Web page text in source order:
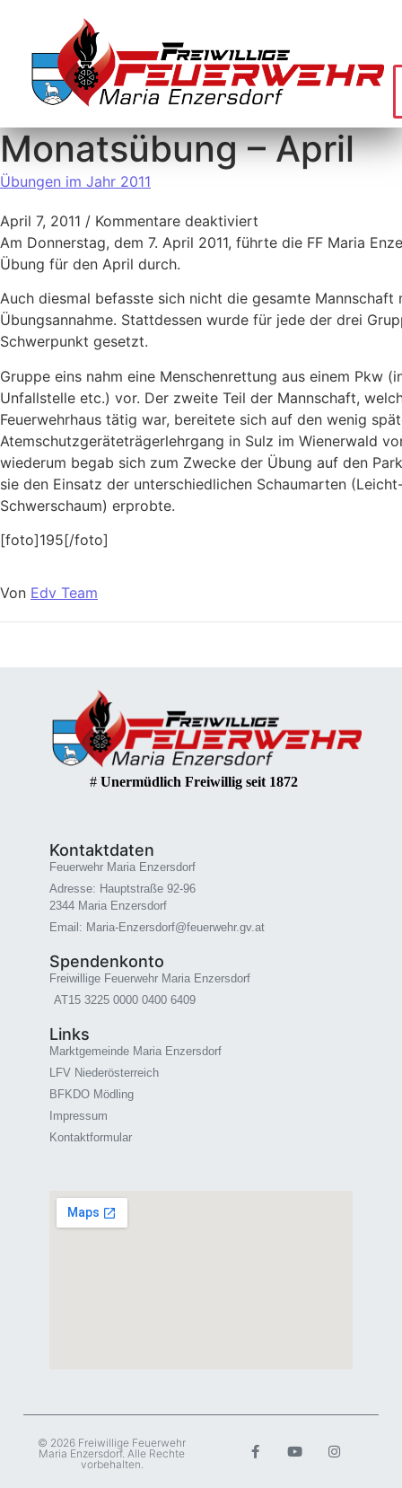
Monatsübung – April
Übungen im Jahr 2011
April 7, 2011 / Kommentare deaktiviert
Am Donnerstag, dem 7. April 2011, führte die FF Maria
Übung für den April durch.
Auch diesmal befasste sich nicht die gesamte Mannschaft
Übungsannahme. Stattdessen wurde für jede der drei
Schwerpunkt gesetzt.
Gruppe eins nahm eine Menschenrettung aus einem Pkw
Unfallstelle etc.) vor. Der zweite Teil der Mannschaft,
Feuerwehrhaus tätig war, bereitete sich auf den wenig
Atemschutzgeräteträgerlehrgang in Sulz im Wienerwald
wiederum begab sich zum Zwecke der Übung auf den
sie den Einsatz der unterschiedlichen Schaumarten
Schwerschaum) erprobte.
[foto]195[/foto]
Von Edv Team
# Unermüdlich Freiwillig seit 1872
Kontaktdaten
Feuerwehr Maria Enzersdorf
Adresse: Hauptstraße 92-96
2344 Maria Enzersdorf
Email: Maria-Enzersdorf@feuerwehr.gv.at
Spendenkonto
Freiwillige Feuerwehr Maria Enzersdorf
AT15 3225 0000 0400 6409
Links
Marktgemeinde Maria Enzersdorf
LFV Niederösterreich
BFKDO Mödling
Impressum
Kontaktformular
© 2026 Freiwillige Feuerwehr
Maria Enzersdorf. Alle Rechte
vorbehalten.